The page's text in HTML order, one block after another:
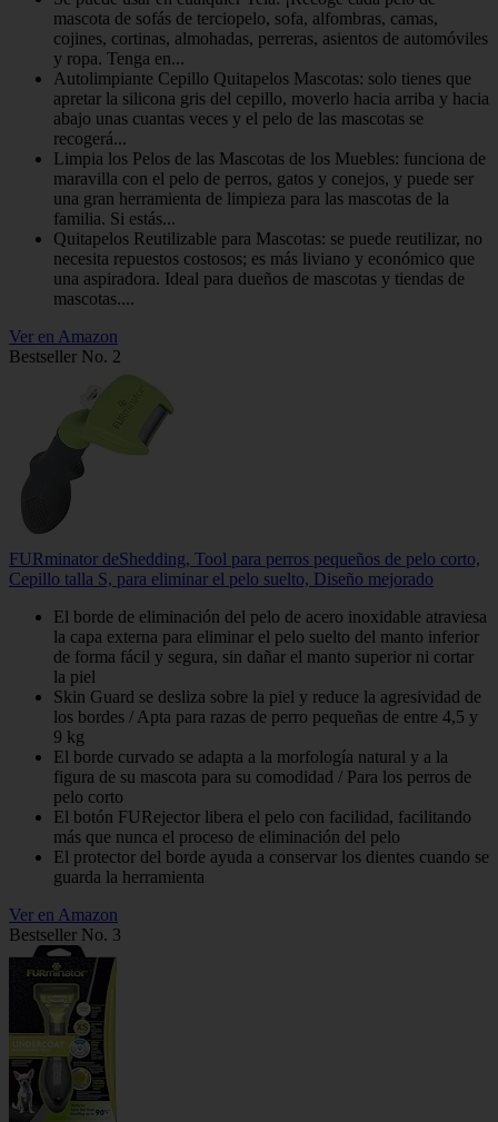
mascota de sofás de terciopelo, sofa, alfombras, camas,
cojines, cortinas, almohadas, perreras, asientos de automóviles
y ropa. Tenga en...
Autolimpiante Cepillo Quitapelos Mascotas: solo tienes que
apretar la silicona gris del cepillo, moverlo hacia arriba y hacia
abajo unas cuantas veces y el pelo de las mascotas se
recogerá...
Limpia los Pelos de las Mascotas de los Muebles: funciona de
maravilla con el pelo de perros, gatos y conejos, y puede ser
una gran herramienta de limpieza para las mascotas de la
familia. Si estás...
Quitapelos Reutilizable para Mascotas: se puede reutilizar, no
necesita repuestos costosos; es más liviano y económico que
una aspiradora. Ideal para dueños de mascotas y tiendas de
mascotas....
Ver en Amazon
Bestseller No. 2
FURminator deShedding, Tool para perros pequeños de pelo corto,
Cepillo talla S, para eliminar el pelo suelto, Diseño mejorado
El borde de eliminación del pelo de acero inoxidable atraviesa
la capa externa para eliminar el pelo suelto del manto inferior
de forma fácil y segura, sin dañar el manto superior ni cortar
la piel
Skin Guard se desliza sobre la piel y reduce la agresividad de
los bordes / Apta para razas de perro pequeñas de entre 4,5 y
9 kg
El borde curvado se adapta a la morfología natural y a la
figura de su mascota para su comodidad / Para los perros de
pelo corto
El botón FURejector libera el pelo con facilidad, facilitando
más que nunca el proceso de eliminación del pelo
El protector del borde ayuda a conservar los dientes cuando se
guarda la herramienta
Ver en Amazon
Bestseller No. 3